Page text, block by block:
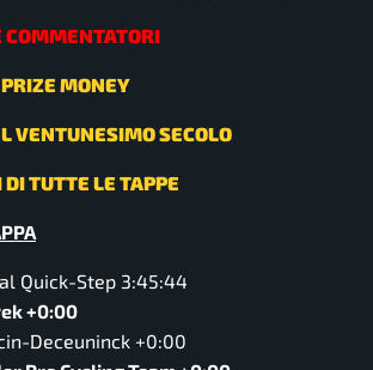
COMMENTATORI
MONEY
VENTUNESIMO SECOLO
TUTTE LE TAPPE
Quick-Step 3:45:44
+0:00
Deceuninck +0:00